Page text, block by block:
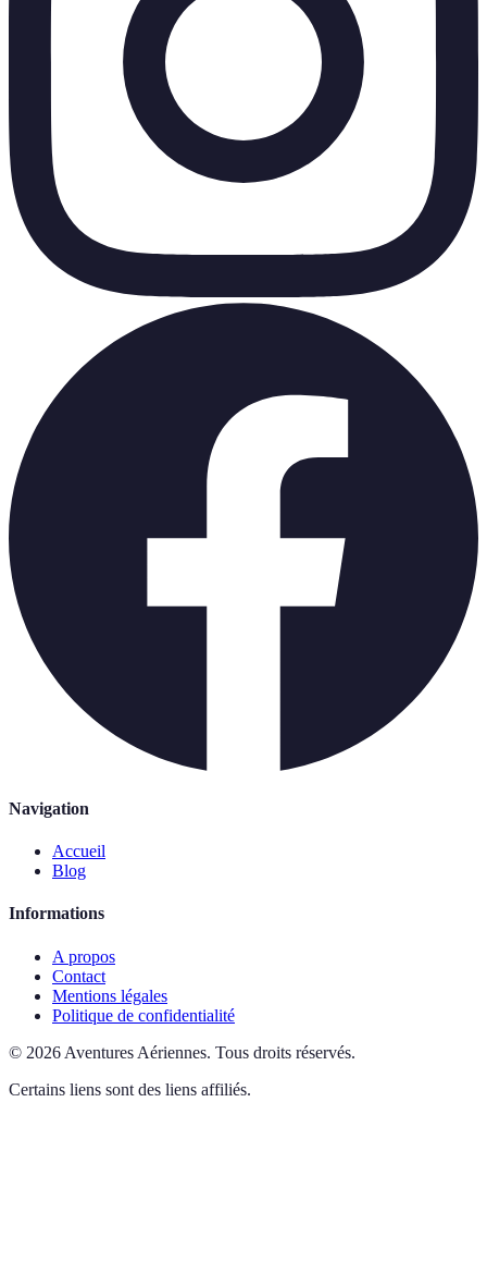
Navigation
Accueil
Blog
Informations
A propos
Contact
Mentions légales
Politique de confidentialité
© 2026 Aventures Aériennes. Tous droits réservés.
Certains liens sont des liens affiliés.